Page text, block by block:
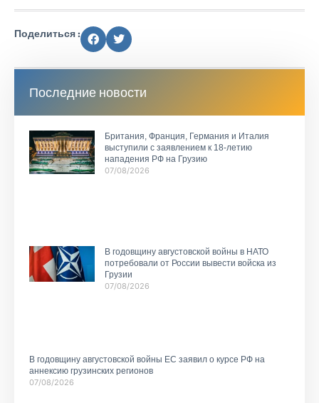
Поделиться :
Последние новости
Британия, Франция, Германия и Италия
выступили с заявлением к 18-летию
нападения РФ на Грузию
07/08/2026
В годовщину августовской войны в НАТО
потребовали от России вывести войска из
Грузии
07/08/2026
В годовщину августовской войны ЕС заявил о курсе РФ на
аннексию грузинских регионов
07/08/2026